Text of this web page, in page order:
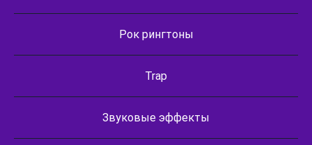
Рок рингтоны
Trap
Звуковые эффекты